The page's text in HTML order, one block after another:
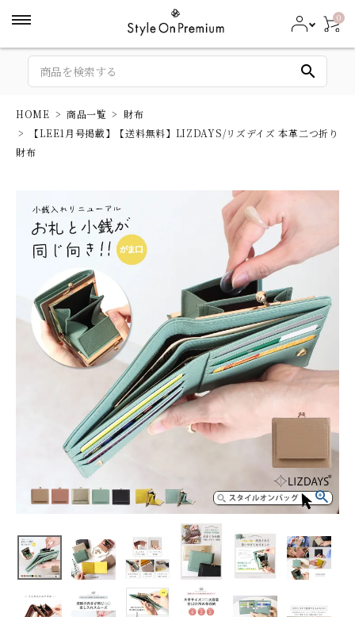
0
search
HOME 商品一覧
財布
【LEE1月号掲載】【送料無料】LIZDAYS/リズデイズ 本革二つ折り
財布